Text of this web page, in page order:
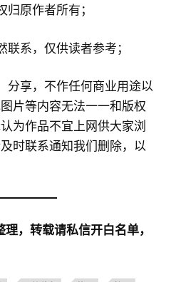
原作者所有；
系，仅供读者参考；
分享，不作任何商业用途以
片等内容无法一一和版权
为作品不宜上网供大家浏
时联系通知我们删除，以
，转载请私信开白名单，